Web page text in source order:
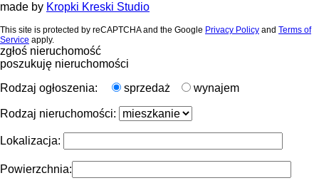
made by Kropki Kreski Studio
This site is protected by reCAPTCHA and the Google Privacy Policy and Terms of
Service apply.
zgłoś nieruchomość
poszukuję nieruchomości
Rodzaj ogłoszenia:
sprzedaż wynajem
Rodzaj nieruchomości:
Lokalizacja:
Powierzchnia: